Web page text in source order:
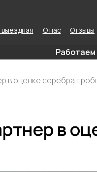
выездная О нас Отзывы
Работаем
в оценке серебра
в